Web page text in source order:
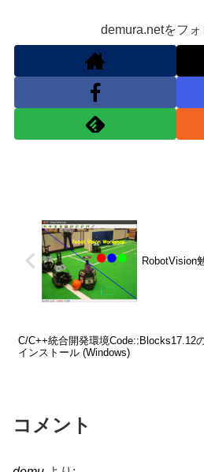
demura.netをフォ
RobotVision
C/C++統合開発環境Code::Blocks17.12
インストール (Windows)
コメント